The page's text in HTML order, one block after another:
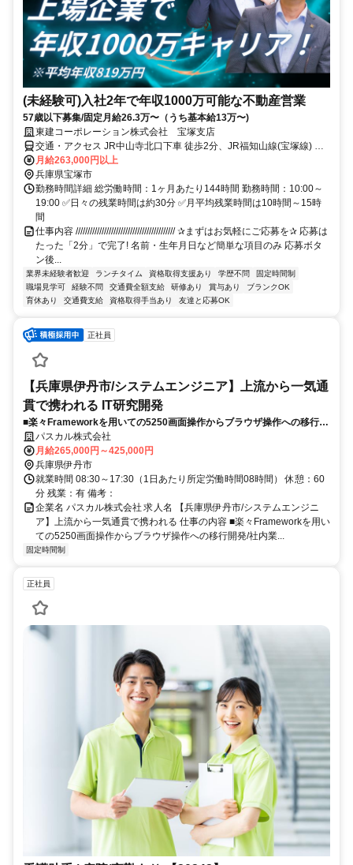
(未経験可)入社2年で年収1000万可能な不動産営業
57歳以下募集/固定月給26.3万〜（うち基本給13万〜)
東建コーポレーション株式会社 宝塚支店
交通・アクセス JR中山寺北口下車 徒歩2分、JR福知山線(宝塚線) 中
山寺駅下車 徒歩3分
月給263,000円以上
兵庫県宝塚市
勤務時間詳細 総労働時間：1ヶ月あたり144時間 勤務時間：10:00～
19:00 ✅日々の残業時間は約30分 ✅月平均残業時間は10時間～15時
間
仕事内容 ////////////////////////////////////////// ✰まずはお気軽にご応募を✰ 応募は
たった「2分」で完了! 名前・生年月日など簡単な項目のみ 応募ボタ
ン後...
業界未経験者歓迎 ランチタイム 資格取得支援あり 学歴不問
固定時間制
職場見学可
経験不問 交通費全額支給 研修あり 賞与あり
ブランクOK
育休あり
交通費支給 資格取得手当あり 友達と応募OK
正社員
【兵庫県伊丹市/システムエンジニア】上流から一気通
貫で携われる IT研究開発
■楽々Frameworkを用いての5250画面操作からブラウザ操作への移行開
発/社内業務効率化を目的としたWebアプリケーションの設計・開発など
をお任せします。
パスカル株式会社
月給265,000円～425,000円
兵庫県伊丹市
就業時間 08:30～17:30（1日あたり所定労働時間08時間） 休憩：60
分 残業：有 備考：
企業名 パスカル株式会社 求人名 【兵庫県伊丹市/システムエンジニ
ア】上流から一気通貫で携われる 仕事の内容 ■楽々Frameworkを用い
ての5250画面操作からブラウザ操作への移行開発/社内業...
固定時間制
正社員